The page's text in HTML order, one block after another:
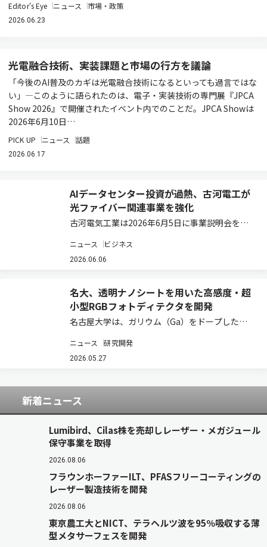
Editor's Eye ニュース 市場・政策
2026.06.23
光電融合技術、実装課題と市場の行方を議論
「今後のAI普及のカギは光電融合技術になるといっても過言ではな
い」―このように語られたのは、電子・実装技術の専門展『JPCA
Show 2026』で開催されたイベント内でのことだ。JPCA Showは
2026年6月10日…
PICK UP ニュース 話題
2026.06.17
AIデータセンター投資が過熱、古河電工が
光ファイバー関連事業を強化
古河電気工業は2026年6月5日に事業説明会を開
発表した。 光ソリューション領域長の浅尾真史氏
は、2030年に向け「革新的な光ソリューション
ニュース ビジネス
2026.06.06
名大、透明ナノシートを用いた高感度・超
小型RGBフォトディテクタを開発
名古屋大学は、ガリウム（Ga）をドープした酸
開発し、高い透明性と感度、さらに耐熱性を兼ね
備えた高性能フォトディテクタを構築した（ニュ
ニュース 研究開発
2026.05.27
新着ニュース
Lumibird、Cilas株を売却しレーザー・メガジュール
保守事業を取得
2026.08.06
フラウンホーファーILT、PFASフリーコーティングの
レーザー製造技術を開発
2026.08.06
東京農工大とNICT、テラヘルツ波を95％吸収する薄
型メタサーフェスを開発